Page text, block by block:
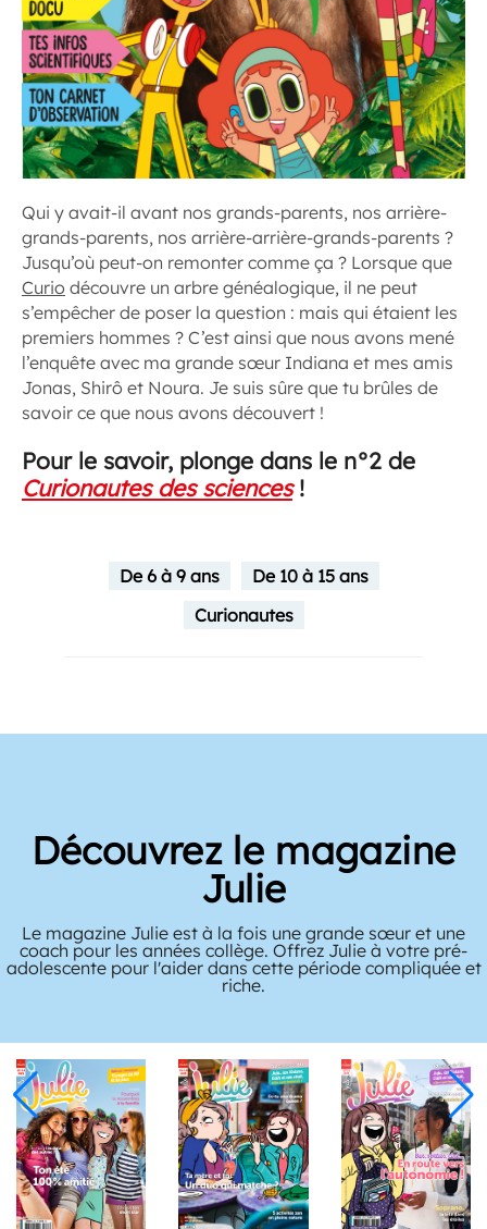
Qui y avait-il avant nos grands-parents, nos arrière-
grands-parents, nos arrière-arrière-grands-parents ?
Jusqu’où peut-on remonter comme ça ? Lorsque que
Curio découvre un arbre généalogique, il ne peut
s’empêcher de poser la question : mais qui étaient les
premiers hommes ? C’est ainsi que nous avons mené
l’enquête avec ma grande sœur Indiana et mes amis
Jonas, Shirô et Noura. Je suis sûre que tu brûles de
savoir ce que nous avons découvert !
Pour le savoir, plonge dans le n°2 de
Curionautes des sciences!
De 6 à 9 ans
De 10 à 15 ans
Curionautes
Découvrez le magazine
Julie
Le magazine Julie est à la fois une grande sœur et une
coach pour les années collège. Offrez Julie à votre pré-
adolescente pour l'aider dans cette période compliquée et
riche.